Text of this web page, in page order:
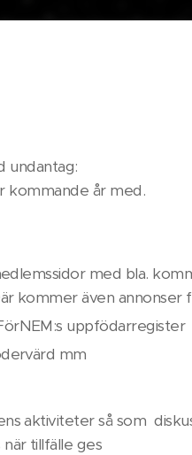
undantag:
kommande år med.
med bla.
kommer även annonser
uppfödarregister
mm
aktiviteter så som
tillfälle ges